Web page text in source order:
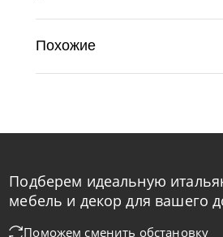
-40% до
Nicolettihome
Похожие
Подберем идеальную
мебель и декор для вашего
Поможем сменить обстановку